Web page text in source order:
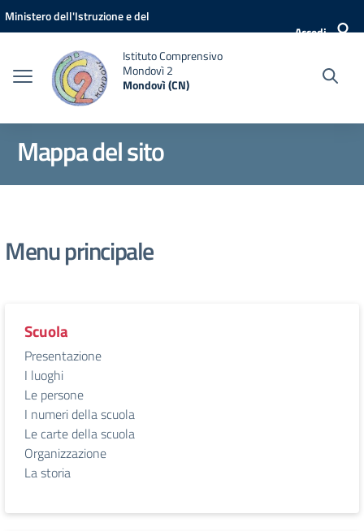
Vai ai contenuti
Vai al menu di navigazione
Vai al footer
Ministero dell'Istruzione e del
Accedi
Istituto Comprensivo
Mondovì 2
Mondovì (CN)
Mappa del sito
Menu principale
Scuola
Presentazione
I luoghi
Le persone
I numeri della scuola
Le carte della scuola
Organizzazione
La storia